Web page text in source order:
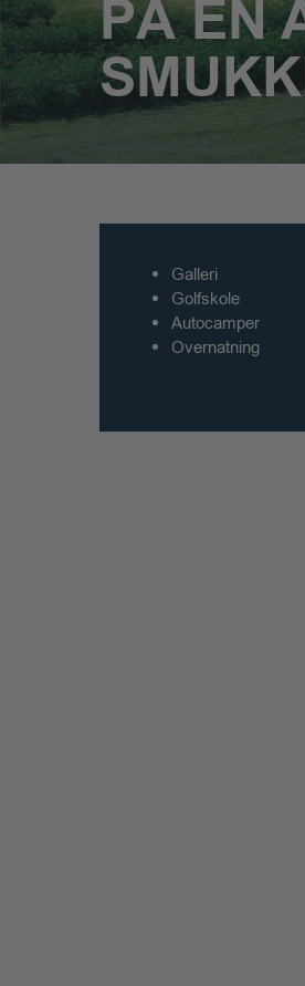
PÅ EN
Galleri
Golfskole
Autocamper
Overnatning